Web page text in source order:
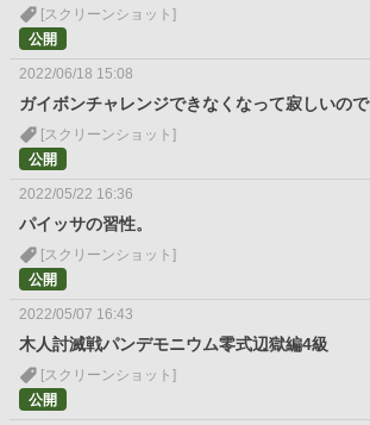
[スクリーンショット]
公開
2022/06/18 15:08
ガイボンチャレンジできなくなって寂しいので
[スクリーンショット]
公開
2022/05/22 16:36
パイッサの習性。
[スクリーンショット]
公開
2022/05/07 16:43
木人討滅戦パンデモニウム零式辺獄編4級
[スクリーンショット]
公開